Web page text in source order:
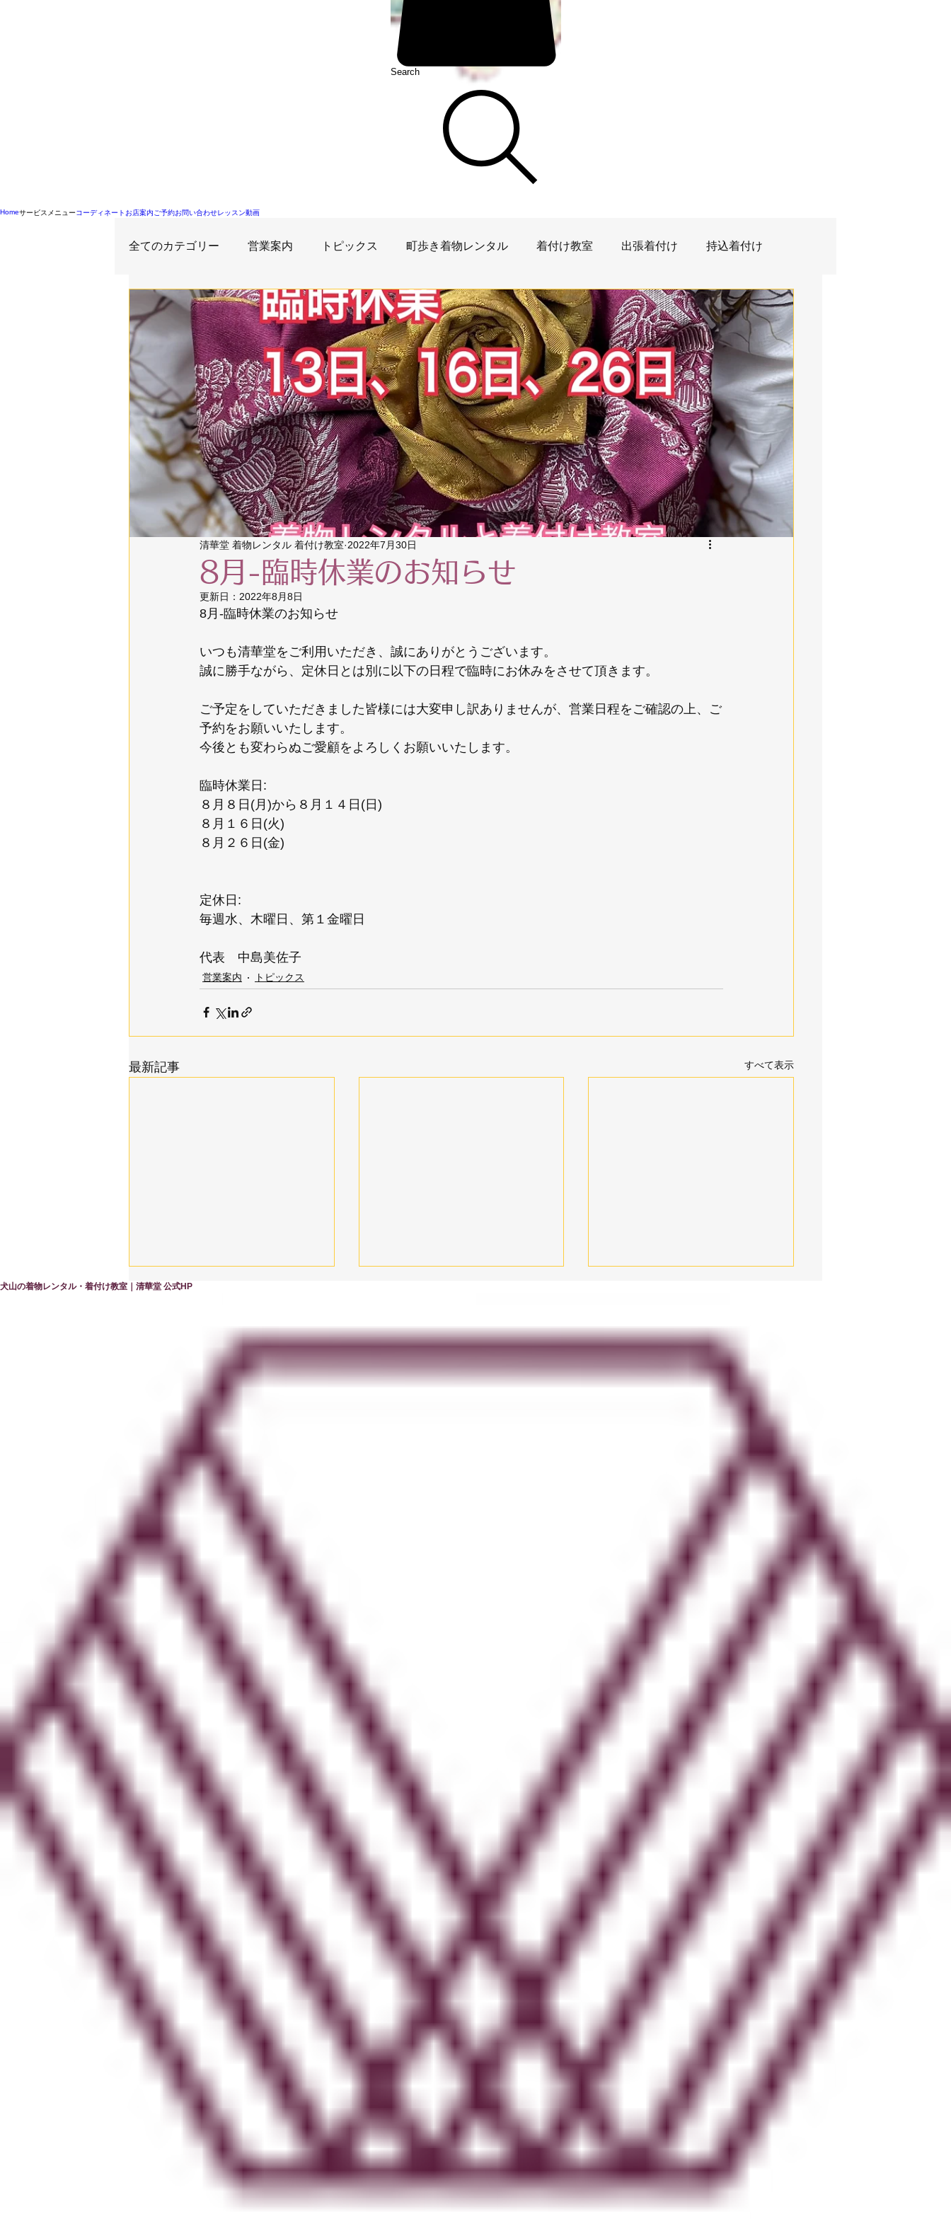
Search
Homeサービスメニューコーディネート お店案内 ご予約お問い合わせレッスン動画
全てのカテゴリー 営業案内 トピックス 町歩き着物レンタル 着付け教室 出張着付け 持込着付け
二泊三日衣裳レンタル イベント 犬山祭 着物雑学 犬山観光案内 ワークショップ
開運 着物Re・Birth
8月-臨時休業のお知らせ
清華堂 着物レンタル 着付け教室 2022年7月30日
更新日： 2022年8月8日
8月-臨時休業のお知らせ
いつも清華堂をご利用いただき、誠にありがとうございます。
誠に勝手ながら、定休日とは別に以下の日程で臨時にお休みをさせて頂きます。
ご予定をしていただきました皆様には大変申し訳ありませんが、営業日程をご確認の上、ご
予約をお願いいたします。
今後とも変わらぬご愛顧をよろしくお願いいたします。
臨時休業日:
８月８日(月)から８月１４日(日)
８月１６日(火)
８月２６日(金)
定休日:
毎週水、木曜日、第１金曜日
代表　中島美佐子
営業案内 トピックス
最新記事 すべて表示
タンスの奥に眠る着物を再生
する新サービスのご紹介とモ
ニター募集案内
清華堂で学ぶ他装教室の魅力
犬山の着物レンタル・着付け教室｜清華堂 公式HP